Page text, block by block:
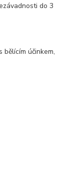
do 3
bělícím účinkem,